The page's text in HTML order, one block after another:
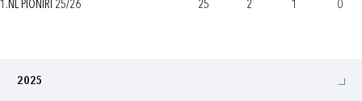
1.NL PIONIRI 25/26 25 2 1 0
2025